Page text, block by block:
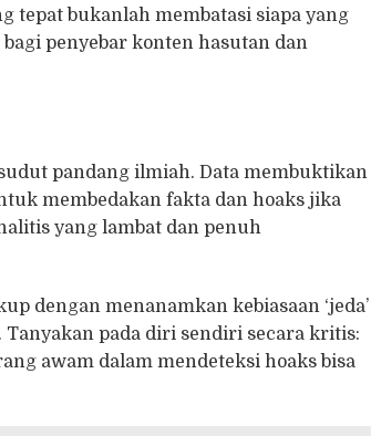
tepat bukanlah membatasi siapa yang
penyebar konten hasutan dan
pandang ilmiah. Data membuktikan
membedakan fakta dan hoaks jika
yang lambat dan penuh
dengan menanamkan kebiasaan ‘jeda’
pada diri sendiri secara kritis:
awam dalam mendeteksi hoaks bisa